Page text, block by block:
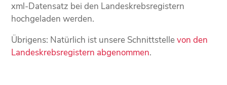
xml-Datensatz bei den Landeskrebsregistern
hochgeladen werden.
Übrigens: Natürlich ist unsere Schnittstellevon den
Landeskrebsregistern abgenommen.